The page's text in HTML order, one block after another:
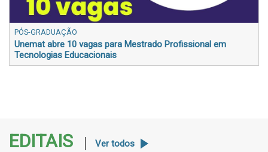
PÓS-GRADUAÇÃO
Unemat abre 10 vagas para Mestrado Profissional em
Tecnologias Educacionais
EDITAIS Ver todos